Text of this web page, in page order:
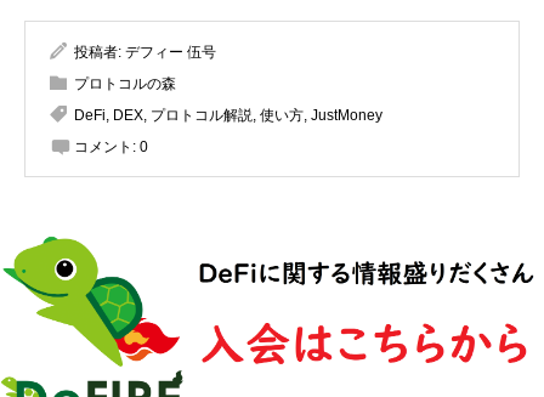
投稿者: デフィー 伍号
プロトコルの森
DeFi, DEX, プロトコル解説, 使い方, JustMoney
コメント: 0